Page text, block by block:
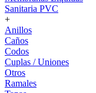
Sanitaria PVC
+
Anillos
Caños
Codos
Cuplas / Uniones
Otros
Ramales